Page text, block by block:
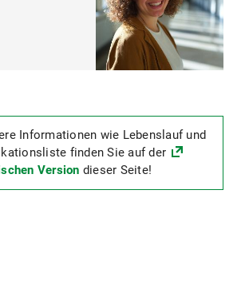
Informationen wie Lebenslauf und
finden Sie auf der
Version dieser Seite!